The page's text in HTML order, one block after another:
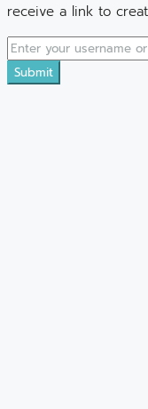
receive a link to
Submit